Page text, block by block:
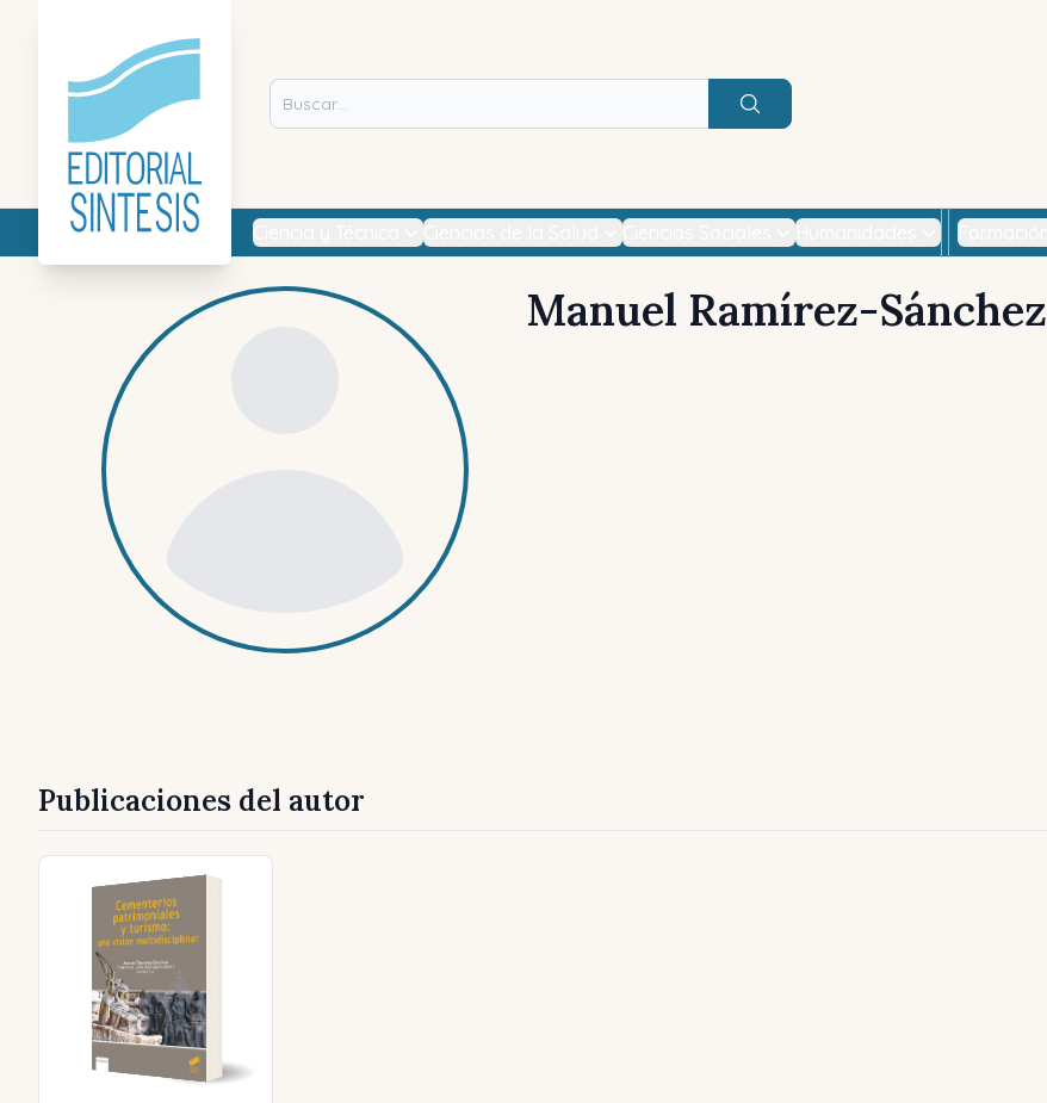
Buscar
Manuel Ramírez-Sánchez
Publicaciones del autor